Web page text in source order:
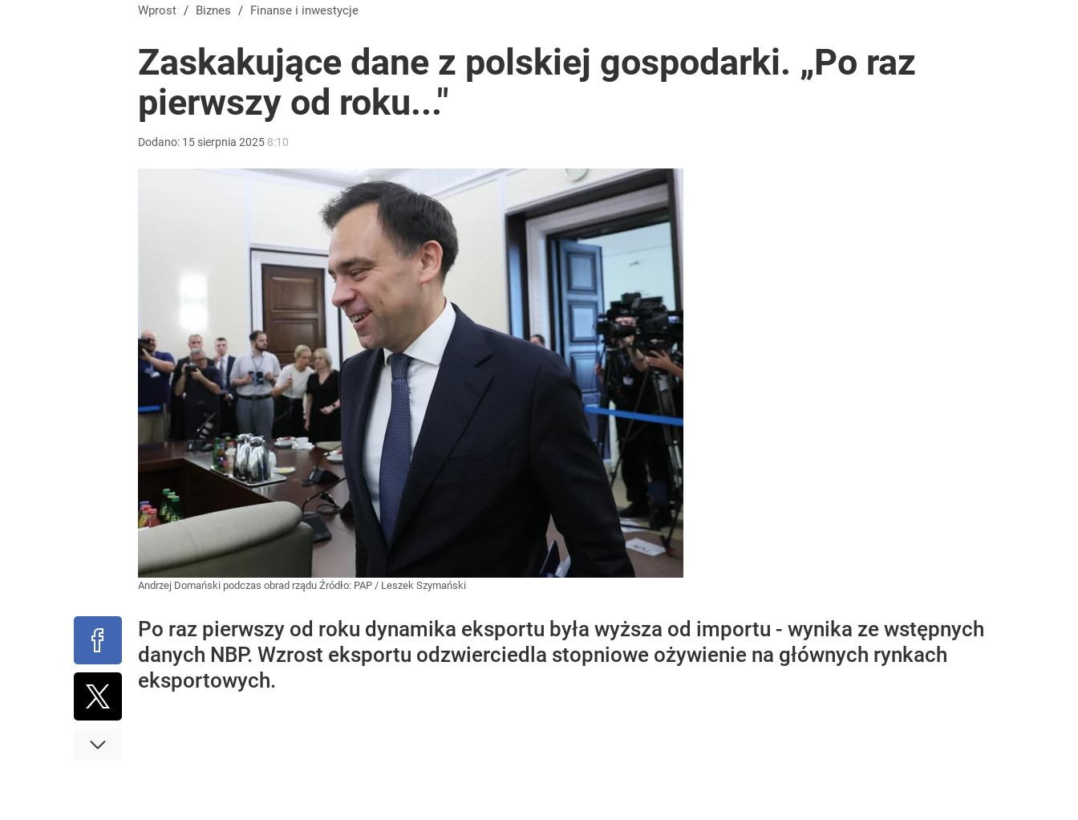
Wprost / Biznes / Finanse i inwestycje
Zaskakujące dane z polskiej gospodarki. „Po raz
pierwszy od roku..."
Dodano: 15 sierpnia 2025 8:10
Andrzej Domański podczas obrad rządu Źródło: PAP / Leszek Szymański
Po raz pierwszy od roku dynamika eksportu była wyższa od importu - wynika ze wstępnych
danych NBP. Wzrost eksportu odzwierciedla stopniowe ożywienie na głównych rynkach
eksportowych.